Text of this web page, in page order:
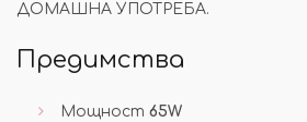
ДОМАШНА УПОТРЕБА.
Предимства
Мощност 65W